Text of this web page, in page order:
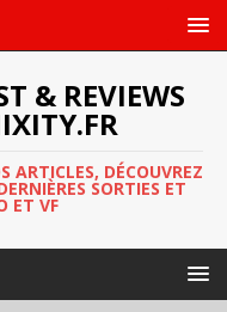
& REVIEWS
ARTICLES, DÉCOUVREZ
SORTIES ET
ET VF